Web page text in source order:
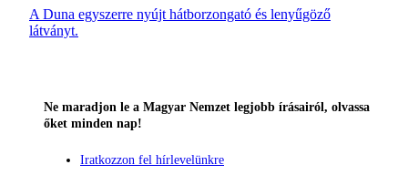
A Duna egyszerre nyújt hátborzongató és lenyűgöző
látványt.
Ne maradjon le a Magyar Nemzet legjobb írásairól, olvassa
őket minden nap!
Iratkozzon fel hírlevelünkre